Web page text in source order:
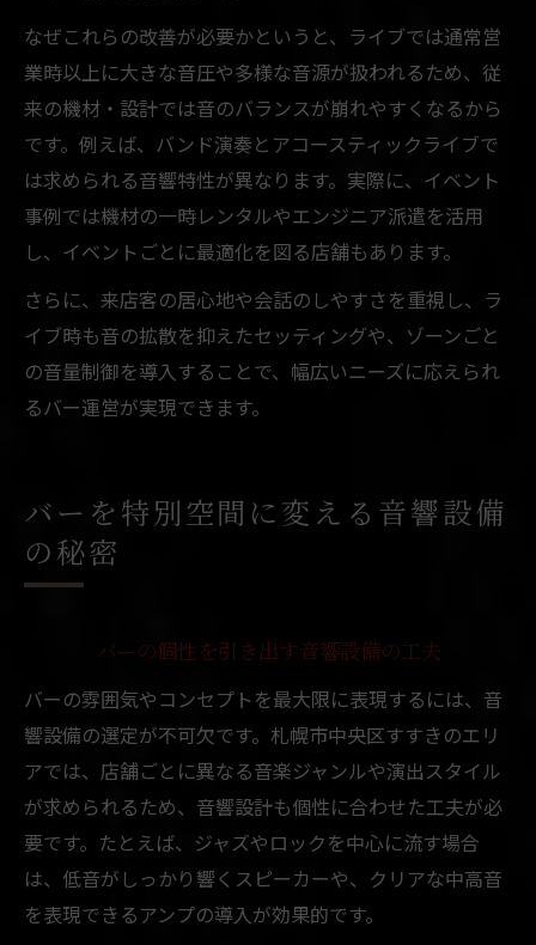
なぜこれらの改善が必要かというと、ライブでは通常営
業時以上に大きな音圧や多様な音源が扱われるため、従
来の機材・設計では音のバランスが崩れやすくなるから
です。例えば、バンド演奏とアコースティックライブで
は求められる音響特性が異なります。実際に、イベント
事例では機材の一時レンタルやエンジニア派遣を活用
し、イベントごとに最適化を図る店舗もあります。
さらに、来店客の居心地や会話のしやすさを重視し、ラ
イブ時も音の拡散を抑えたセッティングや、ゾーンごと
の音量制御を導入することで、幅広いニーズに応えられ
るバー運営が実現できます。
バーを特別空間に変える音響設備
の秘密
バーの個性を引き出す音響設備の工夫
バーの雰囲気やコンセプトを最大限に表現するには、音
響設備の選定が不可欠です。札幌市中央区すすきのエリ
アでは、店舗ごとに異なる音楽ジャンルや演出スタイル
が求められるため、音響設計も個性に合わせた工夫が必
要です。たとえば、ジャズやロックを中心に流す場合
は、低音がしっかり響くスピーカーや、クリアな中高音
を表現できるアンプの導入が効果的です。